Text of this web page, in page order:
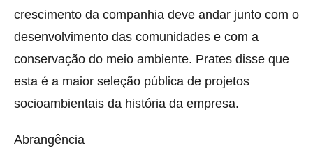
crescimento da companhia deve andar junto com o
desenvolvimento das comunidades e com a
conservação do meio ambiente. Prates disse que
esta é a maior seleção pública de projetos
socioambientais da história da empresa.
Abrangência